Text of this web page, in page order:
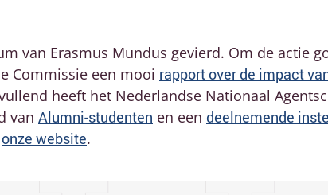
van Erasmus Mundus gevierd. Om de actie
Commissie een mooi rapport over de impact
heeft het Nederlandse Nationaal
van Alumni-studenten en een deelnemende
onze website.